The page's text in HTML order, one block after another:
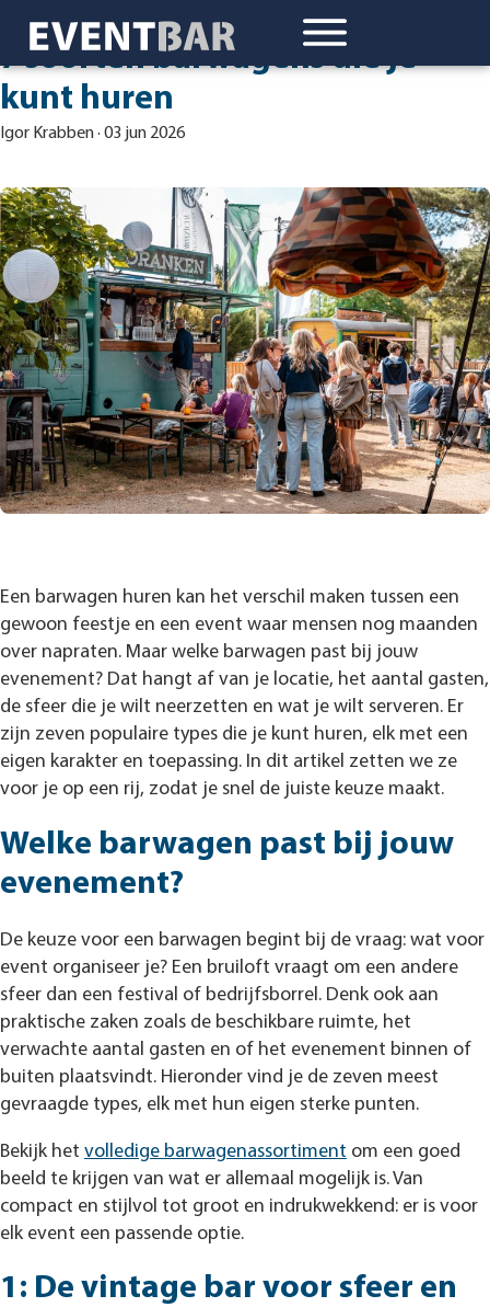
7 soorten barwagens die je
kunt huren
Igor Krabben· 03 jun 2026
Een barwagen huren kan het verschil maken tussen een
gewoon feestje en een event waar mensen nog maanden
over napraten. Maar welke barwagen past bij jouw
evenement? Dat hangt af van je locatie, het aantal gasten,
de sfeer die je wilt neerzetten en wat je wilt serveren. Er
zijn zeven populaire types die je kunt huren, elk met een
eigen karakter en toepassing. In dit artikel zetten we ze
voor je op een rij, zodat je snel de juiste keuze maakt.
Welke barwagen past bij jouw
evenement?
De keuze voor een barwagen begint bij de vraag: wat voor
event organiseer je? Een bruiloft vraagt om een andere
sfeer dan een festival of bedrijfsborrel. Denk ook aan
praktische zaken zoals de beschikbare ruimte, het
verwachte aantal gasten en of het evenement binnen of
buiten plaatsvindt. Hieronder vind je de zeven meest
gevraagde types, elk met hun eigen sterke punten.
Bekijk het volledige barwagenassortiment om een goed
beeld te krijgen van wat er allemaal mogelijk is. Van
compact en stijlvol tot groot en indrukwekkend: er is voor
elk event een passende optie.
1: De vintage bar voor sfeer en